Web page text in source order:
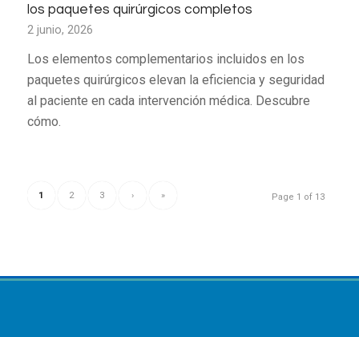
los paquetes quirúrgicos completos
2 junio, 2026
Los elementos complementarios incluidos en los
paquetes quirúrgicos elevan la eficiencia y seguridad
al paciente en cada intervención médica. Descubre
cómo.
Page 1 of 13
1 2 3 › »